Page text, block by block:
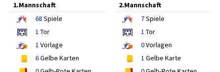
1.Mannschaft
68 Spiele
1 Tor
1 Vorlage
6Gelbe Karten
2.Mannschaft
7Spiele
1 Tor
0Vorlagen
1 Gelbe Karte